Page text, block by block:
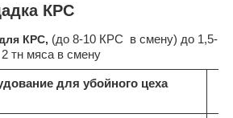
КРС
КРС, (до 8-10 КРС в смену) до 1,5-
2 тн мяса в смену
для убойного цеха